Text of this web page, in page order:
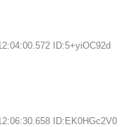
ID:5+yiOC92d
ID:EK0HGc2V0